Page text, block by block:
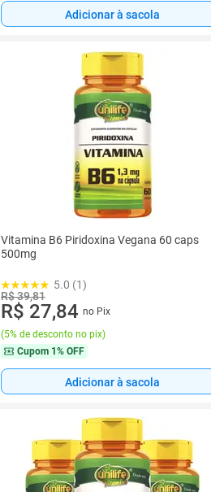
Adicionar à sacola
Vitamina B6 Piridoxina Vegana 60 caps
500mg
5.0 (1)
R$ 39,81
R$ 27,84 no Pix
(5% de desconto no pix)
Cupom 1% OFF
Adicionar à sacola